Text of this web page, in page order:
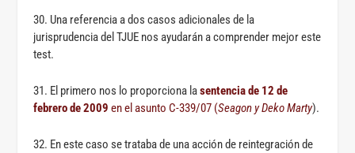
30. Una referencia a dos casos adicionales de la
jurisprudencia del TJUE nos ayudarán a comprender mejor este
test.
31. El primero nos lo proporciona lasentencia de 12 de
febrero de 2009 en el asunto C-339/07 (Seagon y Deko Marty).
32. En este caso se trataba de una acción de reintegración de